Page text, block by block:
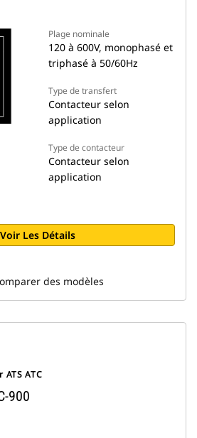
Plage nominale
120 à 600V, monophasé et
triphasé à 50/60Hz
Type de transfert
Contacteur selon
application
Type de contacteur
Contacteur selon
application
Voir Les Détails
des modèles
ATC
900